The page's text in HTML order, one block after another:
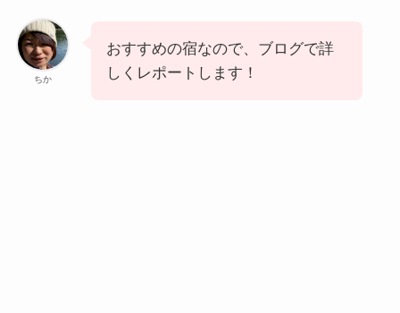
ちか
おすすめの宿なので、ブログで詳
しくレポートします！